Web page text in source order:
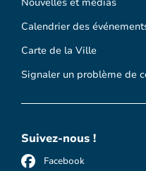
Calendrier des
Carte de la Ville
Signaler un problème de
Suivez-nous !
Facebook